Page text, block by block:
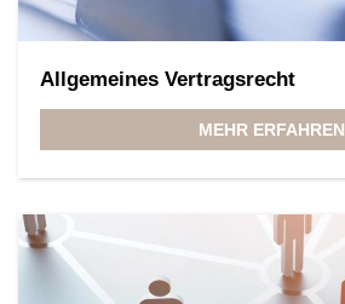
Allgemeines Vertragsrecht
MEHR ERFAHREN